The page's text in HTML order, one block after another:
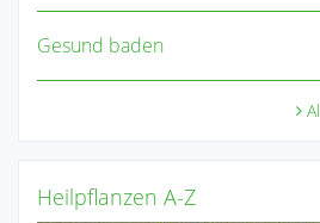
Gesund baden
Heilpflanzen A-Z